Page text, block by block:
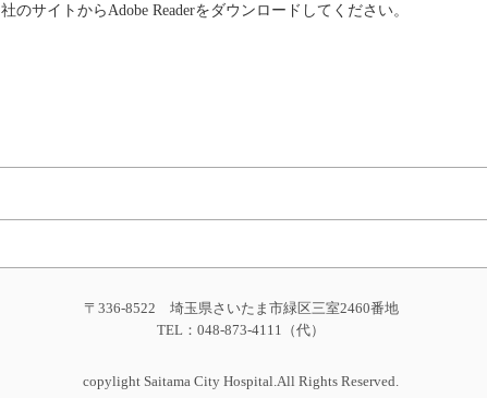
社のサイトからAdobe Readerをダウンロードしてください。
〒336-8522 埼玉県さいたま市緑区三室2460番地
TEL：048-873-4111（代）
copylight Saitama City Hospital.All Rights Reserved.